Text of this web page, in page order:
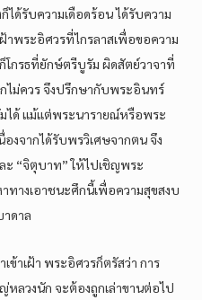
ได้รับความเดือดร้อน ได้รับความ
พระอิศวรที่ไกรลาสเพื่อขอความ
โกรธที่ยักษ์ตรีบูรัม ผิดสัตย์วาจาที่
ไม่ควร จึงปรึกษากับพระอินทร์
ได้ แม้แต่พระนารายณ์หรือพระ
งจากได้รับพรวิเศษจากตน จึง
ะ “จิตุบาท” ให้ไปเชิญพระ
างเอาชนะศึกนี้เพื่อความสุขสงบ
ดาล
าเฝ้า พระอิศวรก็ตรัสว่า การ
ลวงนัก จะต้องถูกเล่าขานต่อไป